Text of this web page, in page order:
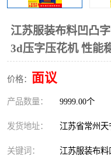
江苏服装布料凹凸
3d压字压花机 性能
价格： 面议
产品数量： 9999.00个
发货地址： 江苏省常州天
关键词： 江苏服装布